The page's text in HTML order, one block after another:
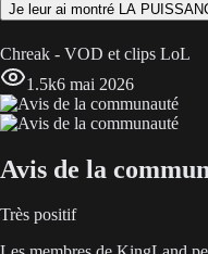
Je leur ai montré LA
Chreak - VOD et clips LoL
1.5k6 mai 2026
Avis de la
Très positif